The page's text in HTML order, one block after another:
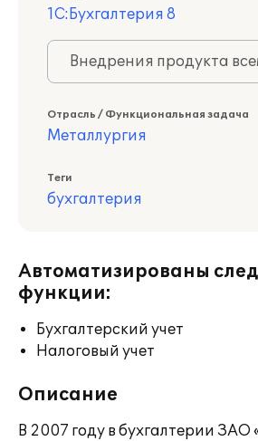
1С:Бухгалтерия 8
Внедрения продукта
Отрасль / Функциональная задача
Металлургия
Теги
бухгалтерия
Автоматизированы
функции:
Бухгалтерский учет
Налоговый учет
Описание
В 2007 году в бухгалтерии ЗАО